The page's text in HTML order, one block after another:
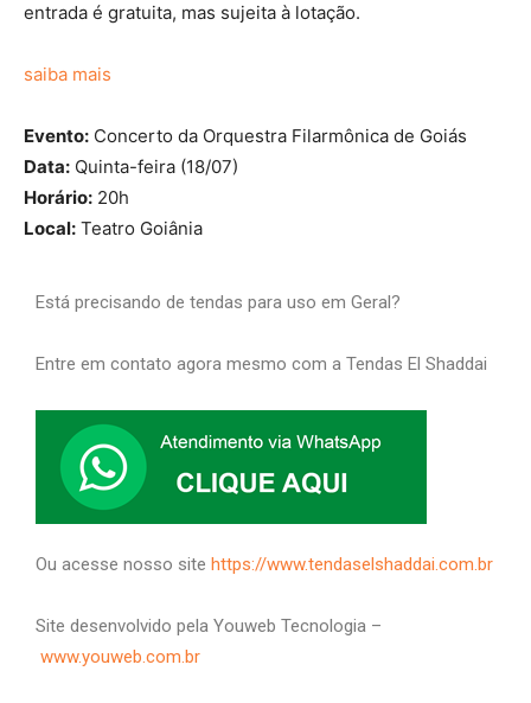
entrada é gratuita, mas sujeita à lotação.
saiba mais
Evento: Concerto da Orquestra Filarmônica de Goiás
Data: Quinta-feira (18/07)
Horário: 20h
Local: Teatro Goiânia
Está precisando de tendas para uso em Geral?
Entre em contato agora mesmo com a Tendas El Shaddai
Ou acesse nosso site https://www.tendaselshaddai.com.br
Site desenvolvido pela Youweb Tecnologia –
www.youweb.com.br